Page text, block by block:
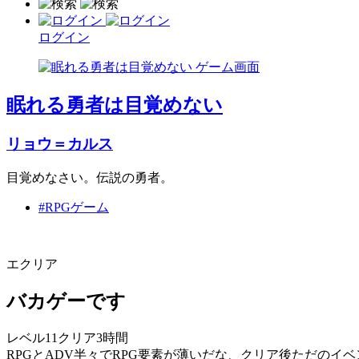
ログイン
眠れる勇者は目覚めない
リョウ＝カルス
目覚めなさい。伝説の勇者。
#RPGゲーム
エクリア
バカゲーです
レベル11クリア3時間
RPGとADV半々でRPG要素が薄いだな、クリア後ただのイベ